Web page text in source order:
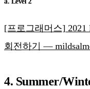
[프로그래머스] 2021
회전하기 —
4. Summer/